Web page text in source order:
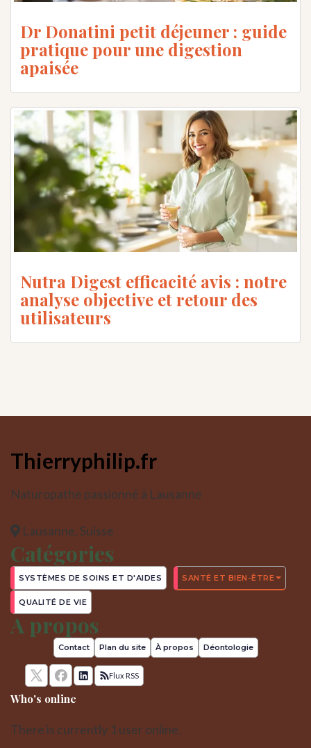
Dr Donatini petit déjeuner : guide
pratique pour une digestion
apaisée
Nutra Digest efficacité avis : notre
analyse objective et retour des
utilisateurs
Thierryphilip.fr
Naturopathe passionné à Lausanne
Lausanne, Suisse
Catégories
SYSTÈMES DE SOINS ET D'AIDES SANTÉ ET BIEN-ÊTRE
QUALITÉ DE VIE
A propos
Contact Plan du site À propos Déontologie
Flux RSS
Who's online
There is currently 1 user online.